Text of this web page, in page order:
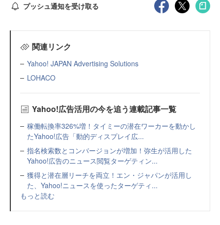
プッシュ通知を受け取る
関連リンク
Yahoo! JAPAN Advertising Solutions
LOHACO
Yahoo!広告活用の今を追う連載記事一覧
稼働転換率326%増！タイミーの潜在ワーカーを動かし
たYahoo!広告「動的ディスプレイ広...
指名検索数とコンバージョンが増加！弥生が活用した
Yahoo!広告のニュース閲覧ターゲティン...
獲得と潜在層リーチを両立！エン・ジャパンが活用し
た、Yahoo!ニュースを使ったターゲティ...
もっと読む